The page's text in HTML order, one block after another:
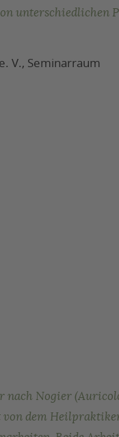
V., Seminarraum
nach Nogier
dem